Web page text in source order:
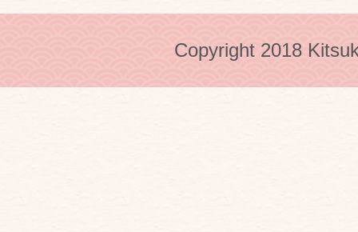
Copyright 2018